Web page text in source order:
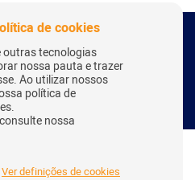
- Todos os Direitos Reservados
por: Herick Correa
de cookies
outras tecnologias
nossa pauta e trazer
Ao utilizar nossos
política de
nossa
Ver definições de cookies